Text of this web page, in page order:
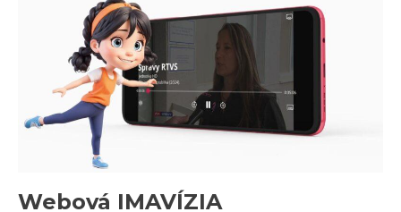
Webová IMAVÍZIA